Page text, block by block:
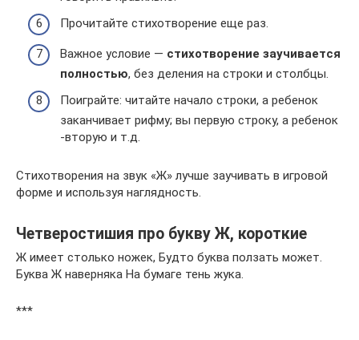
Прочитайте стихотворение еще раз.
Важное условие — стихотворение заучивается
полностью, без деления на строки и столбцы.
Поиграйте: читайте начало строки, а ребенок
заканчивает рифму; вы первую строку, а ребенок
-вторую и т.д.
Стихотворения на звук «Ж» лучше заучивать в игровой
форме и используя наглядность.
Четверостишия про букву Ж, короткие
Ж имеет столько ножек, Будто буква ползать может.
Буква Ж наверняка На бумаге тень жука.
***